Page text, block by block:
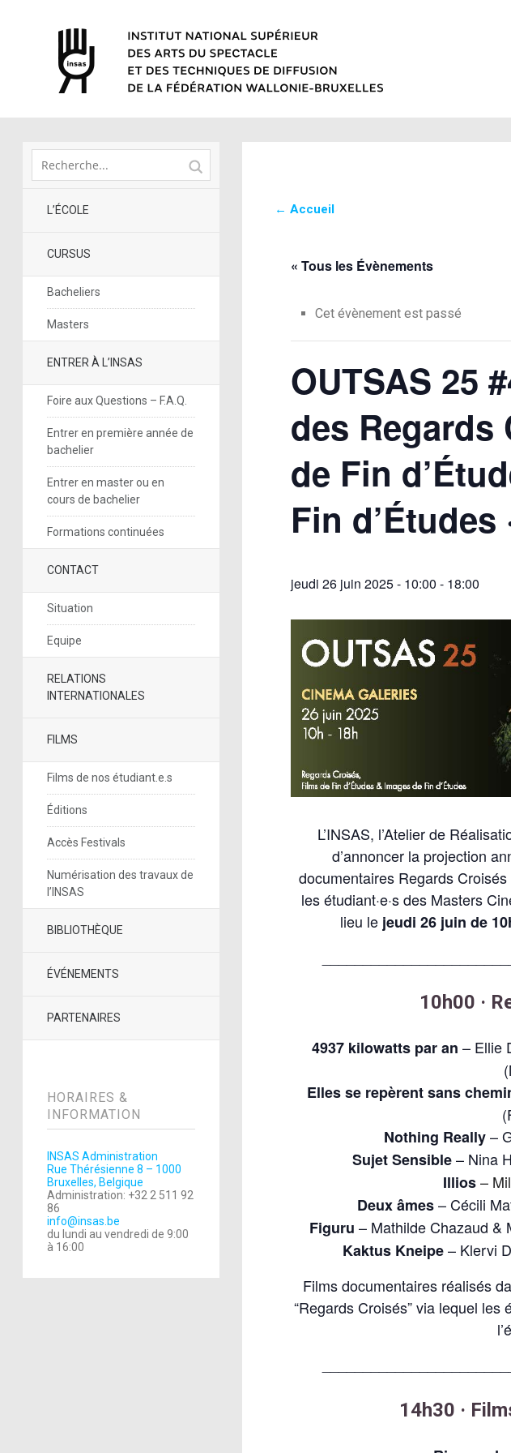
L’ÉCOLE
CURSUS
Bacheliers
Masters
ENTRER À L’INSAS
Foire aux Questions – F.A.Q.
Entrer en première année de
bachelier
Entrer en master ou en
cours de bachelier
Formations continuées
CONTACT
Situation
Equipe
RELATIONS
INTERNATIONALES
FILMS
Films de nos étudiant.e.s
Éditions
Accès Festivals
Numérisation des travaux de
l’INSAS
BIBLIOTHÈQUE
ÉVÉNEMENTS
PARTENAIRES
HORAIRES &
INFORMATION
INSAS Administration
Rue Thérésienne 8 – 1000
Bruxelles, Belgique
Administration: +32 2 511 92
86
info@insas.be
du lundi au vendredi de 9:00
à 16:00
← Accueil
« Tous les Évènements
Cet évènement est passé
OUTSAS 25
des Regards
de Fin
Fin d’Études
jeudi 26 juin 2025 - 10:00 - 18:00
L’INSAS, l’Atelier de
d’annoncer la projection
documentaires Regards
les étudiant·e·s des Masters
lieu le jeudi 26 juin de
10h00 ·
4937 kilowatts par an– Ellie
Elles se repèrent sans
Nothing Really–
Sujet Sensible– Nina
Illios–
Deux âmes– Cécili
Figuru– Mathilde Chazaud &
Kaktus Kneipe– Klervi
Films documentaires réalisés
“Regards Croisés” via lequel les
14h30 ·